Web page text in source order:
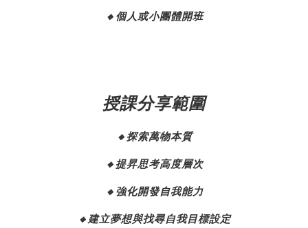
🔸 個人或小團體開班
授課分享範圍
🔸 探索萬物本質
🔸 提昇思考高度層次
🔸 強化開發自我能力
🔸 建立夢想與找尋自我目標設定